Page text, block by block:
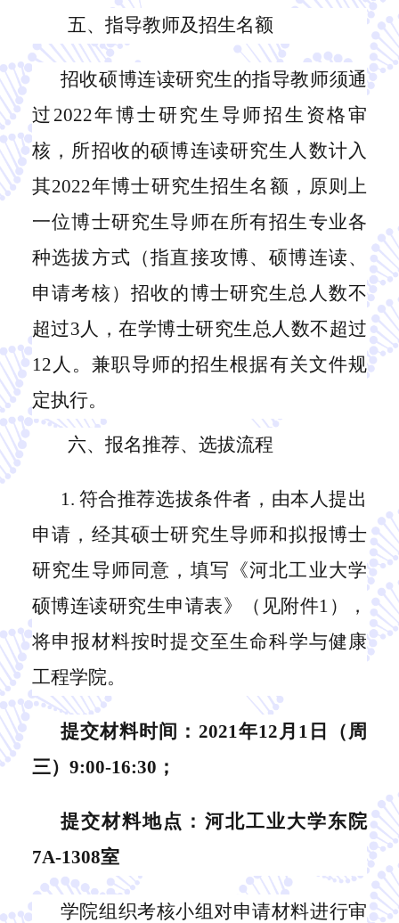
五、指导教师及招生名额
招收硕博连读研究生的指导教师须通
过 2022年博士研究生导师招生资格审
核，所招收的硕博连读研究生人数计入
其2022年博士研究生招生名额，原则上
一位博士研究生导师在所有招生专业各
种选拔方式（指直接攻博、硕博连读、
申请考核）招收的博士研究生总人数不
超过3人，在学博士研究生总人数不超过
12人。兼职导师的招生根据有关文件规
定执行。
六、报名推荐、选拔流程
1. 符合推荐选拔条件者，由本人提出
申请，经其硕士研究生导师和拟报博士
研究生导师同意，填写《河北工业大学
硕博连读研究生申请表》（见附件1），
将申报材料按时提交至生命科学与健康
工程学院。
提交材料时间： 2021年12月 1 日 （周
三） 9:00-16:30；
提交材料地点：河北工业大学东院
7A-1308室
学院组织考核小组对申请材料进行审